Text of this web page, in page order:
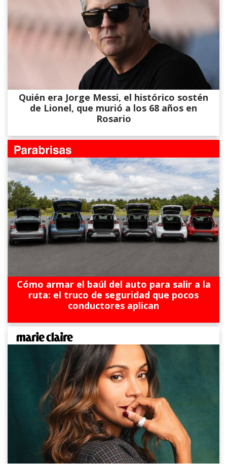
Quién era Jorge Messi, el histórico sostén
de Lionel, que murió a los 68 años en
Rosario
Cómo armar el baúl del auto para salir a la
ruta: el truco de seguridad que pocos
conductores aplican